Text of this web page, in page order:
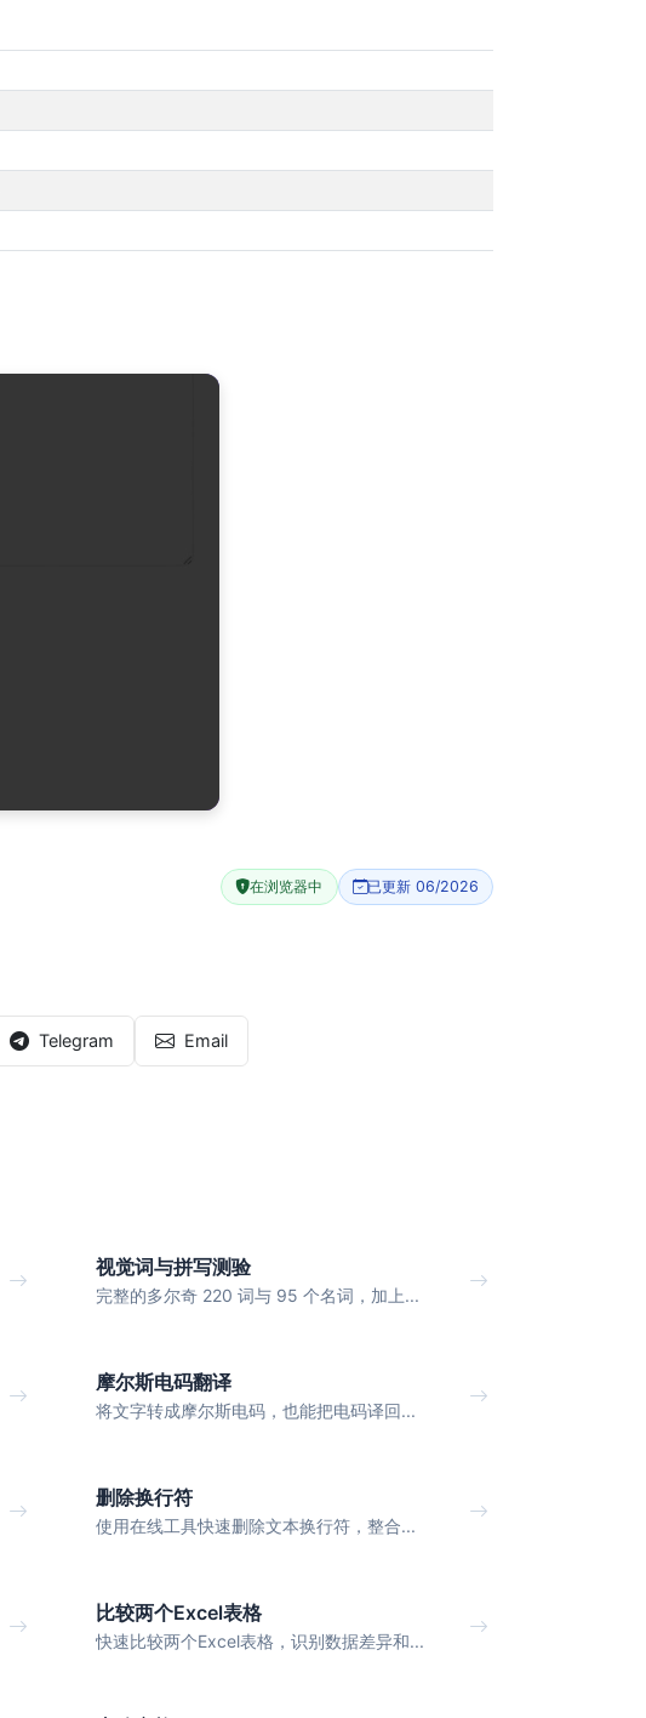
在浏览器中 已更新 06/2026
Telegram Email
视觉词与拼写测验
完整的多尔奇 220 词与 95 个名词，加上...
摩尔斯电码翻译
将文字转成摩尔斯电码，也能把电码译回...
删除换行符
使用在线工具快速删除文本换行符，整合...
比较两个Excel表格
快速比较两个Excel表格，识别数据差异和...